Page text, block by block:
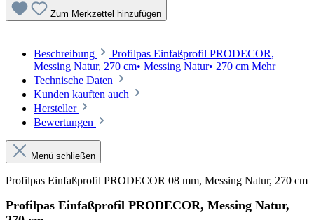
Zum Merkzettel hinzufügen
Beschreibung
Profilpas Einfaßprofil PRODECOR,
Messing Natur, 270 cm• Messing Natur• 270 cm Mehr
Technische Daten
Kunden kauften auch
Hersteller
Bewertungen
Menü schließen
Profilpas Einfaßprofil PRODECOR 08 mm, Messing Natur, 270 cm
Profilpas Einfaßprofil PRODECOR, Messing Natur,